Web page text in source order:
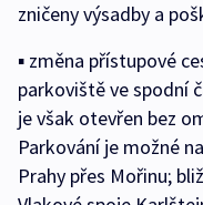
zničeny výsadby a
▪ změna přístupové
parkoviště ve spodní
je však otevřen bez
Parkování je možné
Prahy přes Mořinu;